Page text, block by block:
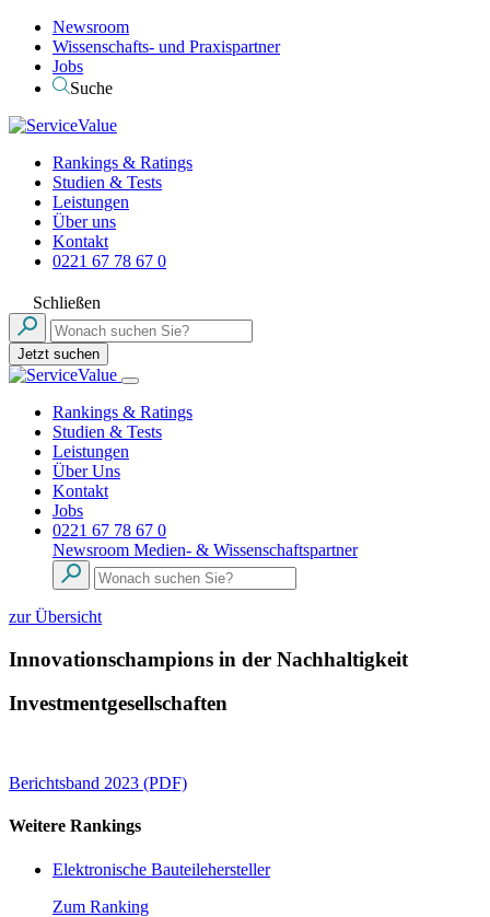
Newsroom
Wissenschafts- und Praxispartner
Jobs
Suche
Rankings & Ratings
Studien & Tests
Leistungen
Über uns
Kontakt
0221 67 78 67 0
Schließen
Jetzt suchen
Rankings & Ratings
Studien & Tests
Leistungen
Über Uns
Kontakt
Jobs
0221 67 78 67 0
Newsroom Medien- & Wissenschaftspartner
zur Übersicht
Innovationschampions in der Nachhaltigkeit
Investmentgesellschaften
Berichtsband 2023 (PDF)
Weitere Rankings
Elektronische Bauteilehersteller
Zum Ranking